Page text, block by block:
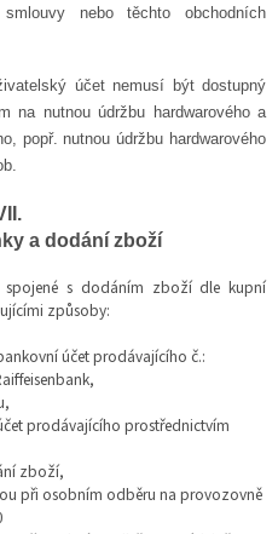
nebo těchto obchodních
účet nemusí být dostupný
na nutnou údržbu hardwarového a
popř. nutnou údržbu hardwarového
a dodání zboží
s dodáním zboží dle kupní
způsoby:
účet prodávajícího č.:
prodávajícího prostřednictvím
zboží,
při osobním odběru na provozovně